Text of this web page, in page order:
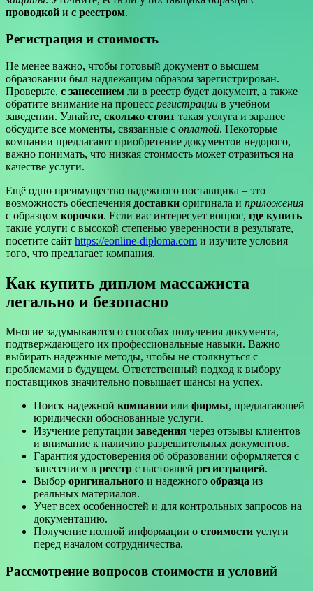
проводкой и с реестром.
Регистрация и стоимость
Не менее важно, чтобы готовый документ о высшем
образовании был надлежащим образом зарегистрирован.
Проверьте, с занесением ли в реестр будет документ, а также
обратите внимание на процесс регистрации в учебном
заведении. Узнайте, сколько стоит такая услуга и заранее
обсудите все моменты, связанные с оплатой. Некоторые
компании предлагают приобретение документов недорого,
важно понимать, что низкая стоимость может отразиться на
качестве услуги.
Ещё одно преимущество надежного поставщика – это
возможность обеспечения доставки оригинала и приложения
с образцом корочки. Если вас интересует вопрос, где купить
такие услуги с высокой степенью уверенности в результате,
посетите сайт https://eonline-diploma.com и изучите условия
того, что предлагает компания.
Как купить диплом массажиста
легально и безопасно
Многие задумываются о способах получения документа,
подтверждающего их профессиональные навыки. Важно
выбирать надежные методы, чтобы не столкнуться с
проблемами в будущем. Ответственный подход к выбору
поставщиков значительно повышает шансы на успех.
Поиск надежной компании или фирмы, предлагающей
юридически обоснованные услуги.
Изучение репутации заведения через отзывы клиентов
и внимание к наличию разрешительных документов.
Гарантия удостоверения об образовании оформляется с
занесением в реестр с настоящей регистрацией.
Выбор оригинального и надежного образца из
реальных материалов.
Учет всех особенностей и для контрольных запросов на
документацию.
Получение полной информации о стоимости услуги
перед началом сотрудничества.
Рассмотрение вопросов стоимости и условий